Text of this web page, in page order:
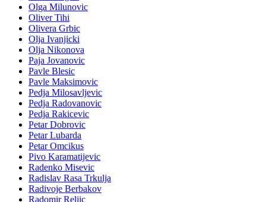
Olga Milunovic
Oliver Tihi
Olivera Grbic
Olja Ivanjicki
Olja Nikonova
Paja Jovanovic
Pavle Blesic
Pavle Maksimovic
Pedja Milosavljevic
Pedja Radovanovic
Pedja Rakicevic
Petar Dobrovic
Petar Lubarda
Petar Omcikus
Pivo Karamatijevic
Radenko Misevic
Radislav Rasa Trkulja
Radivoje Berbakov
Radomir Reljic